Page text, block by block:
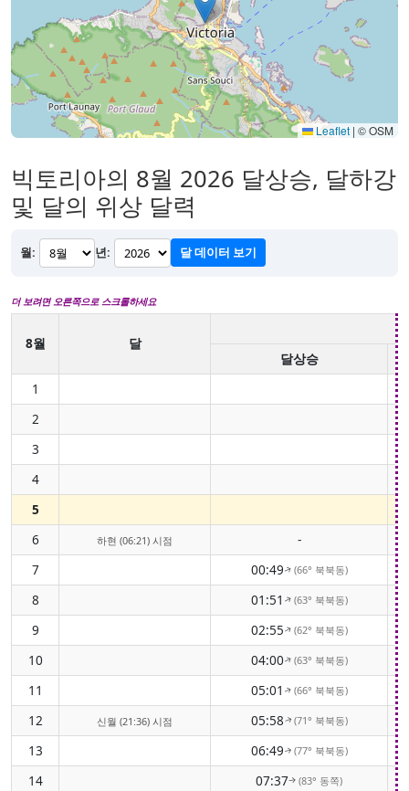
Leaflet | © OSM
빅토리아의 8월 2026 달상승, 달하강
및 달의 위상 달력
월: 년: 달 데이터 보기
더 보려면 오른쪽으로 스크롤하세요
8월
달
달상승
1
2
3
4
5
6
하현 (06:21) 시점
-
7
00:49↑(66° 북북동)
8 01:51 ↑(63° 북북동)
9 02:55↑(62° 북북동)
10 04:00↑(63° 북북동)
11 05:01 ↑(66° 북북동)
12 신월 (21:36) 시점 05:58↑(71° 북북동)
13 06:49↑(77° 북북동)
14 07:37↑(83° 동쪽)